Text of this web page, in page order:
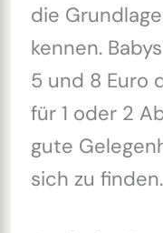
die
kennen.
5 und 8 Euro
für 1 oder 2
gute
sich zu finden.